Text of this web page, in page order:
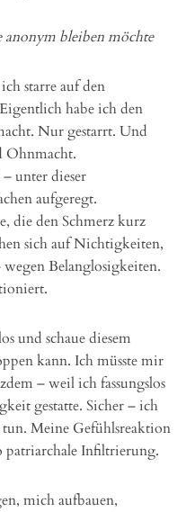
anonym bleiben möchte
starre auf den
habe ich den
Nur gestarrt. Und
Ohnmacht.
unter dieser
aufgeregt.
die den Schmerz kurz
sich auf Nichtigkeiten,
Belanglosigkeiten.
und schaue diesem
kann. Ich müsste mir
– weil ich fassungslos
gestatte. Sicher – ich
tun. Meine Gefühlsreaktion
patriarchale Infiltrierung.
mich aufbauen,